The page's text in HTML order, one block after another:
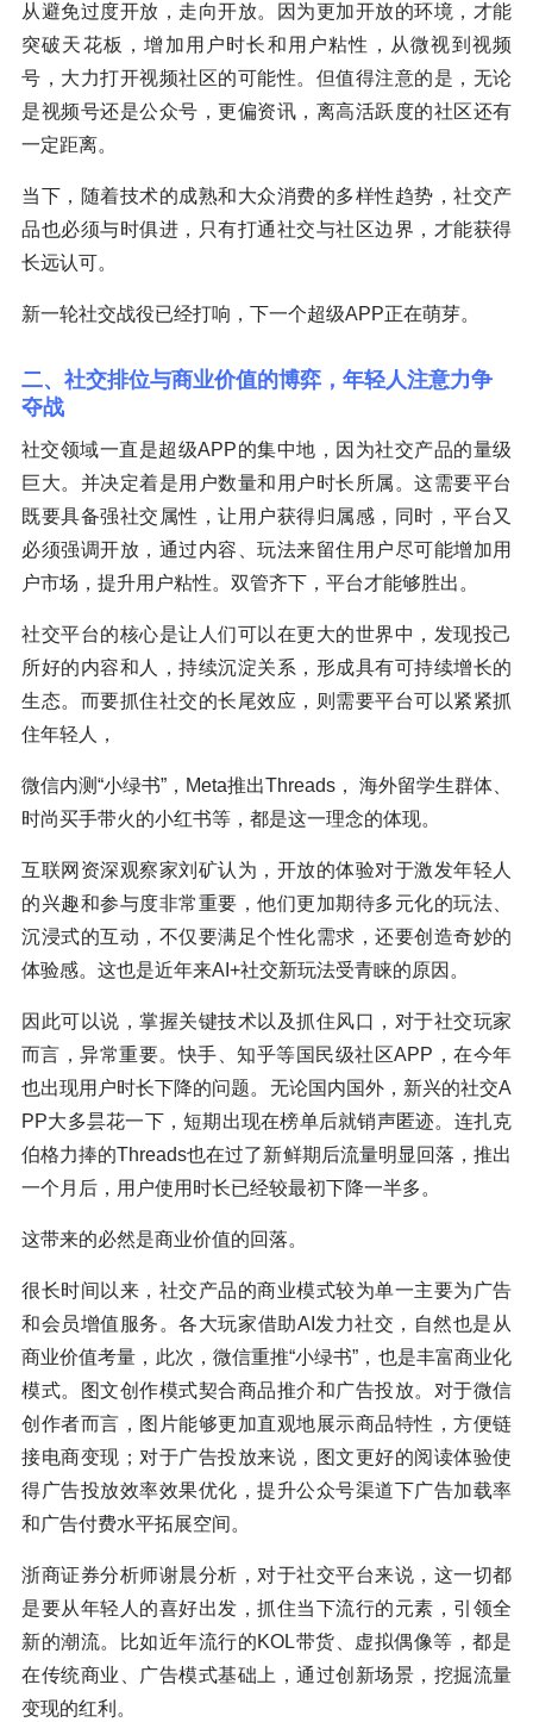
从避免过度开放，走向开放。因为更加开放的环境，才能
突破天花板，增加用户时长和用户粘性，从微视到视频
号，大力打开视频社区的可能性。但值得注意的是，无论
是视频号还是公众号，更偏资讯，离高活跃度的社区还有
一定距离。
当下，随着技术的成熟和大众消费的多样性趋势，社交产
品也必须与时俱进，只有打通社交与社区边界，才能获得
长远认可。
新一轮社交战役已经打响，下一个超级APP正在萌芽。
二、社交排位与商业价值的博弈，年轻人注意力争
夺战
社交领域一直是超级APP的集中地，因为社交产品的量级
巨大。并决定着是用户数量和用户时长所属。这需要平台
既要具备强社交属性，让用户获得归属感，同时，平台又
必须强调开放，通过内容、玩法来留住用户尽可能增加用
户市场，提升用户粘性。双管齐下，平台才能够胜出。
社交平台的核心是让人们可以在更大的世界中，发现投己
所好的内容和人，持续沉淀关系，形成具有可持续增长的
生态。而要抓住社交的长尾效应，则需要平台可以紧紧抓
住年轻人，
微信内测“小绿书”，Meta推出Threads， 海外留学生群体、
时尚买手带火的小红书等，都是这一理念的体现。
互联网资深观察家刘矿认为，开放的体验对于激发年轻人
的兴趣和参与度非常重要，他们更加期待多元化的玩法、
沉浸式的互动，不仅要满足个性化需求，还要创造奇妙的
体验感。这也是近年来AI+社交新玩法受青睐的原因。
因此可以说，掌握关键技术以及抓住风口，对于社交玩家
而言，异常重要。快手、知乎等国民级社区APP，在今年
也出现用户时长下降的问题。无论国内国外，新兴的社交A
PP大多昙花一下，短期出现在榜单后就销声匿迹。连扎克
伯格力捧的Threads也在过了新鲜期后流量明显回落，推出
一个月后，用户使用时长已经较最初下降一半多。
这带来的必然是商业价值的回落。
很长时间以来，社交产品的商业模式较为单一主要为广告
和会员增值服务。各大玩家借助AI发力社交，自然也是从
商业价值考量，此次，微信重推“小绿书”，也是丰富商业化
模式。图文创作模式契合商品推介和广告投放。对于微信
创作者而言，图片能够更加直观地展示商品特性，方便链
接电商变现；对于广告投放来说，图文更好的阅读体验使
得广告投放效率效果优化，提升公众号渠道下广告加载率
和广告付费水平拓展空间。
浙商证券分析师谢晨分析，对于社交平台来说，这一切都
是要从年轻人的喜好出发，抓住当下流行的元素，引领全
新的潮流。比如近年流行的KOL带货、虚拟偶像等，都是
在传统商业、广告模式基础上，通过创新场景，挖掘流量
变现的红利。